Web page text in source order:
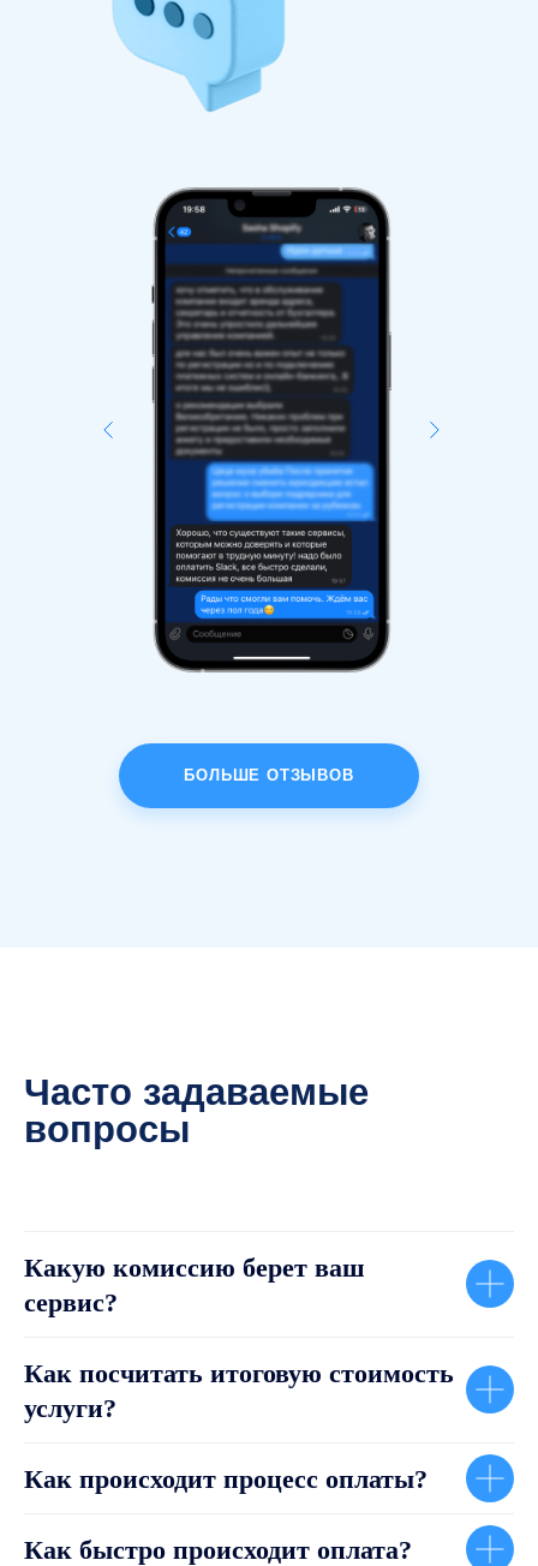
БОЛЬШЕ ОТЗЫВОВ
Часто задаваемые
вопросы
Какую комиссию берет ваш
сервис?
Как посчитать итоговую стоимость
услуги?
Как происходит процесс оплаты?
Как быстро происходит оплата?